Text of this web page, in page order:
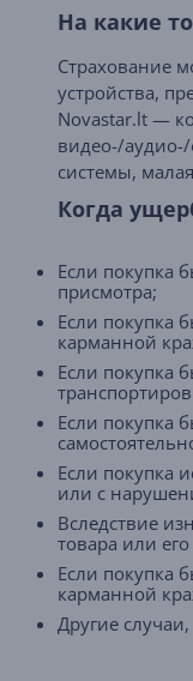
На какие
Страхование
устройства,
Novastar.lt —
видео-/
системы,
Когда
Если покупка
присмотра;
Если покупка
карманной
Если покупка
Если покупка
Если покупка
или с
Вследствие
товара или
Если покупка
карманной
Другие